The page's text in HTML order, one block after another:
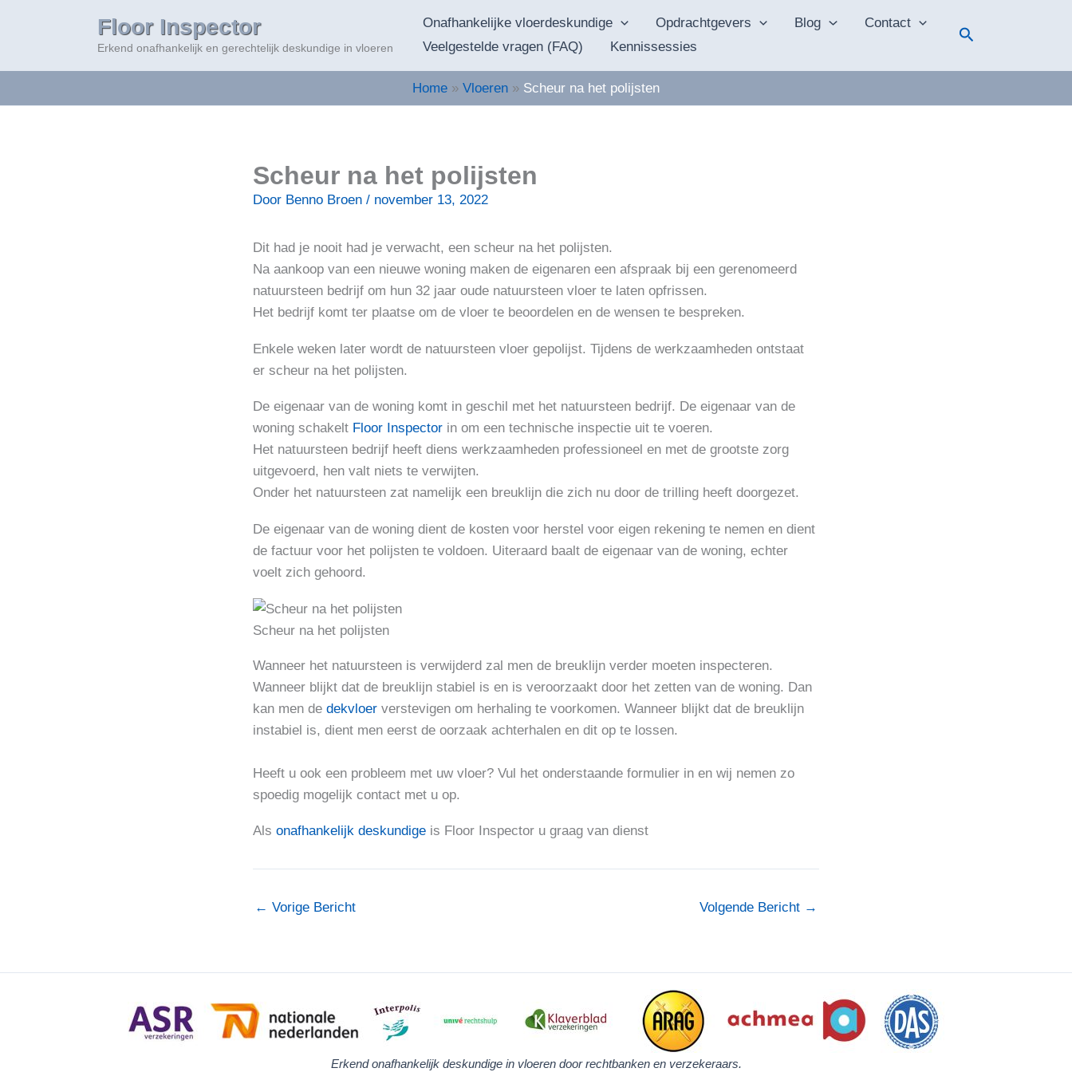
inhoud
Floor Inspector
Erkend onafhankelijk en gerechtelijk deskundige in vloeren
Onafhankelijke vloerdeskundige Opdrachtgevers Blog
Contact
Veelgestelde vragen (FAQ)
Kennissessies
Zoeken
Home Vloeren Scheur na het polijsten
Scheur na het polijsten
Door Benno Broen / november 13, 2022
Dit had je nooit had je verwacht, een scheur na het polijsten.
Na aankoop van een nieuwe woning maken de eigenaren een afspraak bij een gerenomeerd
natuursteen bedrijf om hun 32 jaar oude natuursteen vloer te laten opfrissen.
Het bedrijf komt ter plaatse om de vloer te beoordelen en de wensen te bespreken.
Enkele weken later wordt de natuursteen vloer gepolijst. Tijdens de werkzaamheden ontstaat
er scheur na het polijsten.
De eigenaar van de woning komt in geschil met het natuursteen bedrijf. De eigenaar van de
woning schakelt Floor Inspector in om een technische inspectie uit te voeren.
Het natuursteen bedrijf heeft diens werkzaamheden professioneel en met de grootste zorg
uitgevoerd, hen valt niets te verwijten.
Onder het natuursteen zat namelijk een breuklijn die zich nu door de trilling heeft doorgezet.
De eigenaar van de woning dient de kosten voor herstel voor eigen rekening te nemen en dient
de factuur voor het polijsten te voldoen. Uiteraard baalt de eigenaar van de woning, echter
voelt zich gehoord.
Scheur na het polijsten
Wanneer het natuursteen is verwijderd zal men de breuklijn verder moeten inspecteren.
Wanneer blijkt dat de breuklijn stabiel is en is veroorzaakt door het zetten van de woning. Dan
kan men de dekvloer verstevigen om herhaling te voorkomen. Wanneer blijkt dat de breuklijn
instabiel is, dient men eerst de oorzaak achterhalen en dit op te lossen.
Heeft u ook een probleem met uw vloer? Vul het onderstaande formulier in en wij nemen zo
spoedig mogelijk contact met u op.
Als onafhankelijk deskundige is Floor Inspector u graag van dienst
← Vorige Bericht Volgende Bericht →
Erkend onafhankelijk deskundige in vloeren door rechtbanken en verzekeraars.